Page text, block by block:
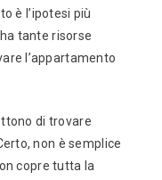
è l’ipotesi più
tante risorse
l’appartamento
di trovare
non è semplice
copre tutta la